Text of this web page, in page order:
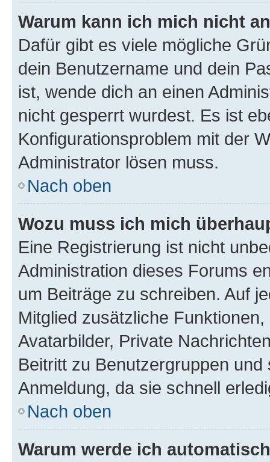
Warum kann ich mich nicht
Dafür gibt es viele mögliche
dein Benutzername und dein
ist, wende dich an einen
nicht gesperrt wurdest. Es ist
Konfigurationsproblem mit der
Administrator lösen muss.
Nach oben
Wozu muss ich mich
Eine Registrierung ist nicht
Administration dieses Forums
um Beiträge zu schreiben. Auf
Mitglied zusätzliche
Avatarbilder, Private
Beitritt zu Benutzergruppen
Anmeldung, da sie schnell
Nach oben
Warum werde ich